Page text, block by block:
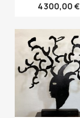
4 300,00 €